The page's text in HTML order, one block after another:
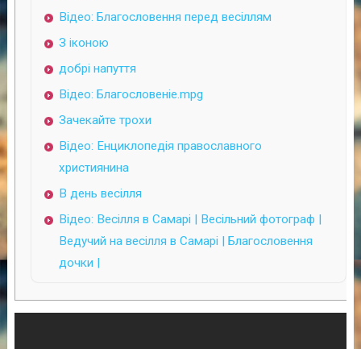
Відео: Благословення перед весіллям
З іконою
добрі напуття
Відео: Благословеніе.mpg
Зачекайте трохи
Відео: Енциклопедія православного
християнина
В день весілля
Відео: Весілля в Самарі | Весільний фотограф |
Ведучий на весілля в Самарі | Благословення
дочки |